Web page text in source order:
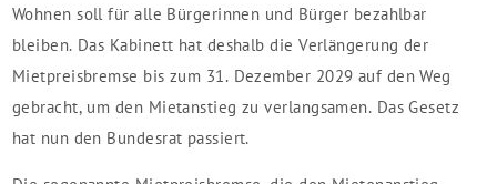
Wohnen soll für alle Bürgerinnen und Bürger bezahlbar
bleiben. Das Kabinett hat deshalb die Verlängerung der
Mietpreisbremse bis zum 31. Dezember 2029 auf den Weg
gebracht, um den Mietanstieg zu verlangsamen. Das Gesetz
hat nun den Bundesrat passiert.